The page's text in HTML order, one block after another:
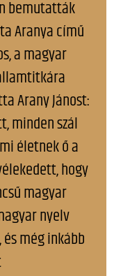
bemutatták
Aranya című
a magyar
Arany Jánost:
minden szál
életnek ő a
hogy
magyar
nyelv
még inkább